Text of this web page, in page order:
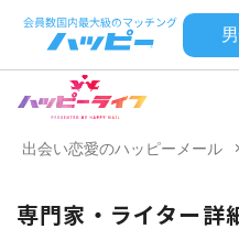
出会い恋愛のハッピーメール
専門家・ライター詳